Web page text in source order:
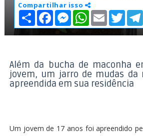
Compartilhar isso
S
h
a
r
F
c
e
o
k
M
e
s
s
g
e
r
W
h
a
t
p
p
E
m
a
i
T
i
t
r
T
Além da bucha de maconha
jovem, um jarro de mudas da
apreendida em sua residência
Um jovem de 17 anos foi apreendido